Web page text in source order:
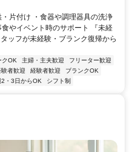
片付け ・食器や調理器具の洗浄
やイベント時のサポート 『未経
ッフが未経験・ブランク復帰から
クOK 主婦・主夫歓迎
フリーター歓迎
者歓迎 経験者歓迎
ブランクOK
2・3日からOK シフト制